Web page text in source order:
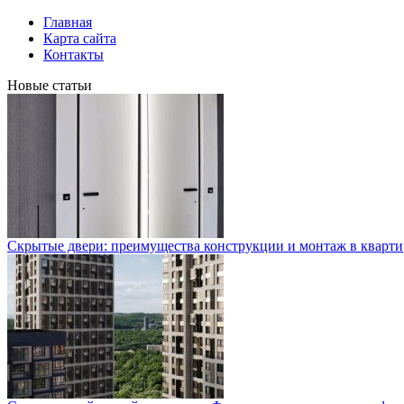
Главная
Карта сайта
Контакты
Новые статьи
Скрытые двери: преимущества конструкции и монтаж в